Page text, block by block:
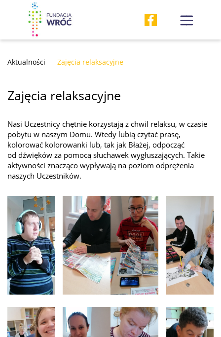
Aktualności Zajęcia relaksacyjne
Zajęcia relaksacyjne
Nasi Uczestnicy chętnie korzystają z chwil relaksu, w czasie
pobytu w naszym Domu. Wtedy lubią czytać prasę,
kolorować kolorowanki lub, tak jak Błażej, odpocząć
od dźwięków za pomocą słuchawek wygłuszających. Takie
aktywności znacząco wypływają na poziom odprężenia
naszych Uczestników.